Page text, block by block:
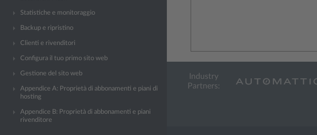
Statistiche e monitoraggio
Backup e ripristino
Clienti e rivenditori
Configura il tuo primo sito web
Gestione del sito web
Appendice A: Proprietà di abbonamenti e piani di
hosting
Appendice B: Proprietà di abbonamenti e piani
rivenditore
Industry
Partners: